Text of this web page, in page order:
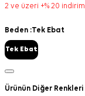
2 ve üzeri +% 20 indirim
Beden :Tek Ebat
Tek Ebat
Ürünün Diğer Renkleri